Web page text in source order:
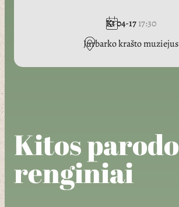
Kt 04-17 17:30
Jurbarko krašto muziejus
Kitos
renginiai